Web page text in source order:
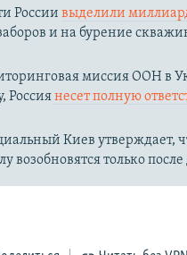
Россиивыделили
и на бурение
миссия ООН в
Россиянесет полную
Киев утверждает,
возобновятся только